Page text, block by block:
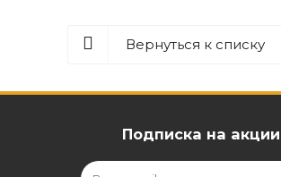
Вернуться к списку
Подписка на акции